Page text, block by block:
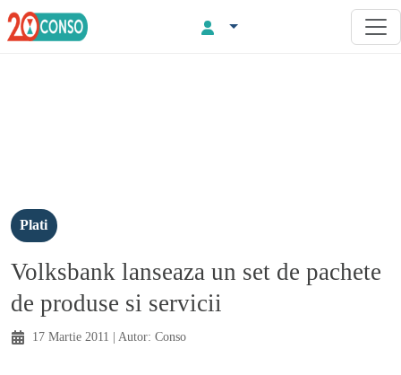
Plati
Volksbank lanseaza un set de pachete
de produse si servicii
17 Martie 2011 | Autor: Conso